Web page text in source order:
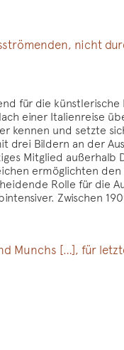
nicht
für die künstlerische
einer Italienreise
kennen und setzte
drei Bildern an der
Mitglied außerhalb
ermöglichten
Rolle für die
Zwischen
Munchs […], für